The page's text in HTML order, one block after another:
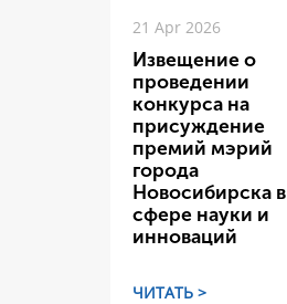
21 Apr 2026
Извещение о
проведении
конкурса на
присуждение
премий мэрий
города
Новосибирска в
сфере науки и
инноваций
ЧИТАТЬ >